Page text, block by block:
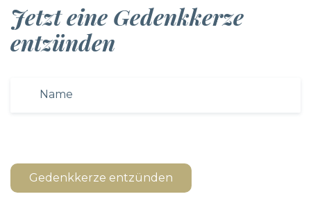
Jetzt eine Gedenkkerze
entzünden
Gedenkkerze entzünden